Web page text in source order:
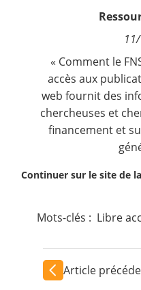
Nous suivre
« Comment le
accès aux
web fournit des
chercheuses et
financement et
Continuer sur le site de
Mots-clés : Libre
Article